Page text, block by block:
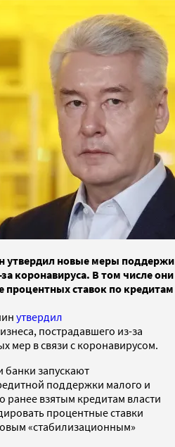
утвердил новые меры поддержи
коронавируса. В том числе они
процентных ставок по кредитам
утвердил
пострадавшего из-за
мер в связи с коронавирусом.
банки запускают
поддержки малого и
ранее взятым кредитам власти
процентные ставки
«стабилизационным»